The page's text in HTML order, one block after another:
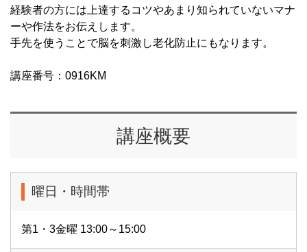
経験者の方には上達するコツやあまり知られていないマナ
ーや作法をお伝えします。
手先を使うことで脳を刺激し老化防止にもなります。
講座番号：0916KM
講座概要
曜日・時間帯
第1・3金曜 13:00～15:00